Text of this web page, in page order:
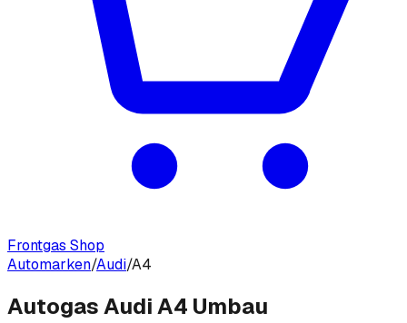
Frontgas Shop
Automarken/Audi/A4
Autogas Audi A4 Umbau